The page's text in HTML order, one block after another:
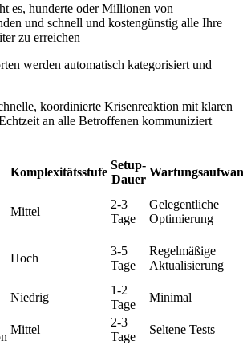
es, hunderte oder Millionen von
und schnell und kostengünstig alle Ihre
zu erreichen
werden automatisch kategorisiert und
koordinierte Krisenreaktion mit klaren
an alle Betroffenen kommuniziert
Komplexitätsstufe
Setup-
Dauer
Mittel
2-3
Tage
Gelegentliche
Optimierung
Hoch
3-5
Tage
Regelmäßige
Aktualisierung
Niedrig
1-2
Tage
Minimal
Mittel
2-3
Tage
Seltene Tests